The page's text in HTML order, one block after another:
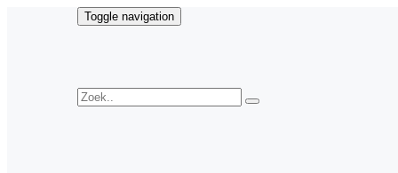
Toggle navigation